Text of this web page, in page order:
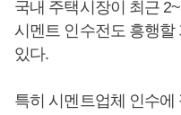
국내 주택시장이 최근
시멘트 인수전도 흥행
있다.
특히 시멘트업체 인수에